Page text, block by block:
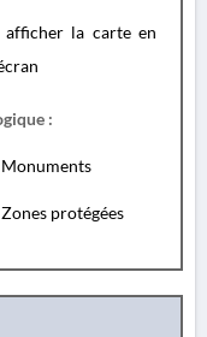
afficher la carte en
:
Monuments
Zones protégées